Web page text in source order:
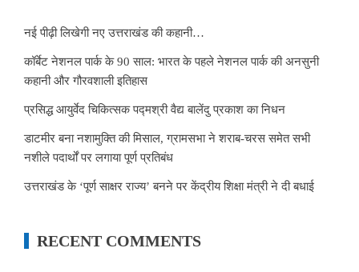
नई पीढ़ी लिखेगी नए उत्तराखंड की कहानी…
कॉर्बेट नेशनल पार्क के 90 साल: भारत के पहले नेशनल पार्क की अनसुनी
कहानी और गौरवशाली इतिहास
प्रसिद्ध आयुर्वेद चिकित्सक पद्मश्री वैद्य बालेंदु प्रकाश का निधन
डाटमीर बना नशामुक्ति की मिसाल, ग्रामसभा ने शराब-चरस समेत सभी
नशीले पदार्थों पर लगाया पूर्ण प्रतिबंध
उत्तराखंड के ‘पूर्ण साक्षर राज्य’ बनने पर केंद्रीय शिक्षा मंत्री ने दी बधाई
RECENT COMMENTS